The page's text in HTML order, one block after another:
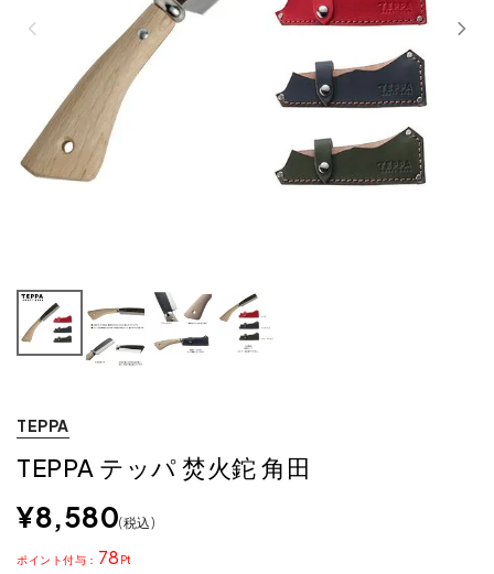
TEPPA
TEPPA テッパ 焚火鉈 角田
¥8,580 税込
78
ポイント